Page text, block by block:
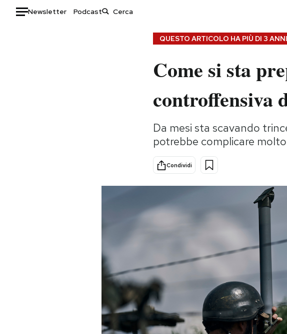
Newsletter Podcast
Storie/Idee
Ok Boomer!
Altrecose
QUESTO ARTICOLO HA PIÙ DI 3 ANNI
Come si sta
controffensiva
Da mesi sta scavando
potrebbe complicare
Condividi